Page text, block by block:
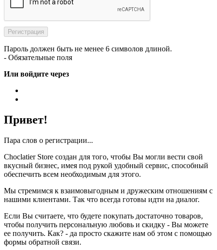
Пароль должен быть не менее 6 символов длиной.
- Обязательные поля
Или войдите через
Привет!
Пара слов о регистрации...
Choclatier Store создан для того, чтобы Вы могли вести свой
вкусный бизнес, имея под рукой удобный сервис, способный
обеспечить всем необходимым для этого.
Мы стремимся к взаимовыгодным и дружеским отношениям с
нашими клиентами. Так что всегда готовы идти на диалог.
Если Вы считаете, что будете покупать достаточно товаров,
чтобы получить персональную любовь и скидку - Вы можете
ее получить. Как? - да просто скажите нам об этом с помощью
формы обратной связи.